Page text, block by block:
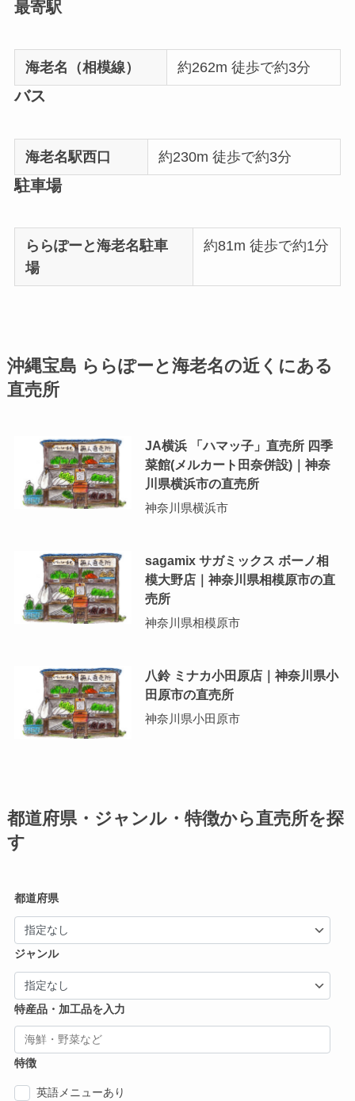
最寄駅
海老名（相模線） 約262m 徒歩で約3分
バス
海老名駅西口 約230m 徒歩で約3分
駐車場
ららぽーと海老名駐車
場
約81m 徒歩で約1分
沖縄宝島 ららぽーと海老名の近くにある
直売所
JA横浜 「ハマッ子」直売所 四季
菜館(メルカート田奈併設)｜神奈
川県横浜市の直売所
神奈川県横浜市
sagamix サガミックス ボーノ相
模大野店｜神奈川県相模原市の直
売所
神奈川県相模原市
八鈴 ミナカ小田原店｜神奈川県小
田原市の直売所
神奈川県小田原市
都道府県・ジャンル・特徴から直売所を探
す
都道府県
ジャンル
特産品・加工品を入力
特徴
英語メニューあり